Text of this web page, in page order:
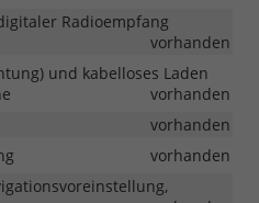
Radioempfang
vorhanden
und kabelloses Laden
vorhanden
vorhanden
vorhanden